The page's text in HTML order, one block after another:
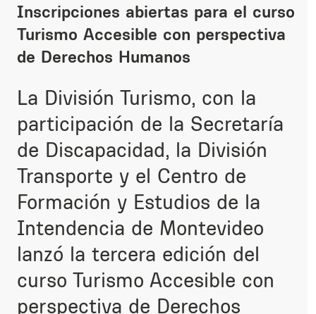
Inscripciones abiertas para el curso
Turismo Accesible con perspectiva
de Derechos Humanos
La División Turismo, con la
participación de la Secretaría
de Discapacidad, la División
Transporte y el Centro de
Formación y Estudios de la
Intendencia de Montevideo
lanzó la tercera edición del
curso Turismo Accesible con
perspectiva de Derechos